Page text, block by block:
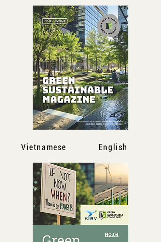
Vietnamese English